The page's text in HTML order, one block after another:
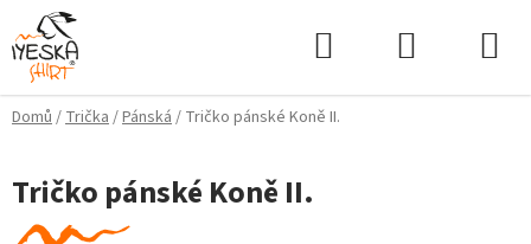
Přejít
na
obsah
Domů/Trička/Pánská/ Tričko pánské Koně II.
Tričko pánské Koně II.